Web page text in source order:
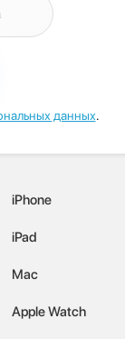
данных.
iPhone
iPad
Mac
Apple Watch